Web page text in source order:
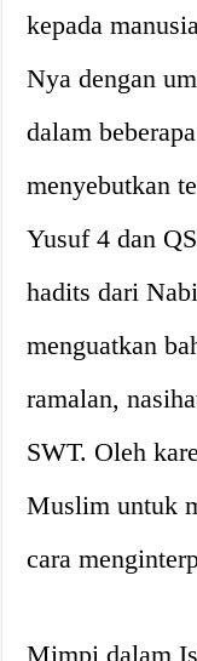
kepada
Nya dengan
dalam
menyebutkan
Yusuf 4 dan
hadits dari
menguatkan
ramalan,
SWT. Oleh
Muslim untuk
cara
Mimpi dalam